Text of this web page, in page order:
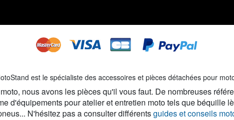
est le spécialiste des accessoires et pièces détachées pour
nous avons les pièces qu'il vous faut. De nombreuses
d'équipements pour atelier et entretien moto tels que béquille
N'hésitez pas a consulter différentsguides et conseils